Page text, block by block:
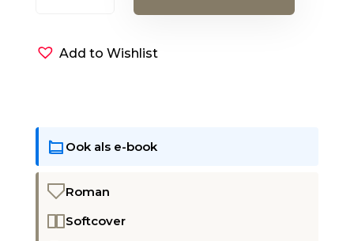
Add to Wishlist
Ook als e-book
Roman
Softcover